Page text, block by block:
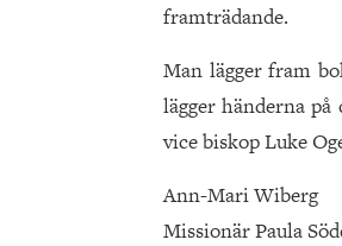
framträdande.
Man lägger fram
lägger händerna
vice biskop Luke
Ann-Mari Wiberg
Missionär Paula